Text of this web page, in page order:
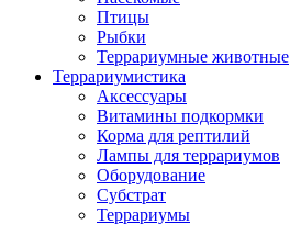
Птицы
Рыбки
Террариумные животные
Террариумистика
Аксессуары
Витамины подкормки
Корма для рептилий
Лампы для террариумов
Оборудование
Субстрат
Террариумы